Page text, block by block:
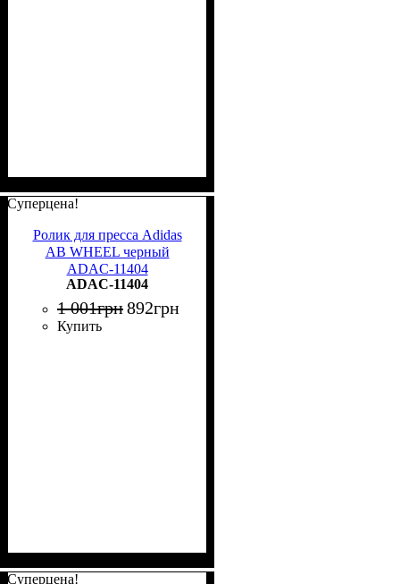
Суперцена!
Ролик для пресса Adidas
AB WHEEL черный
ADAC-11404
ADAC-11404
1 001грн892грн
Купить
Суперцена!